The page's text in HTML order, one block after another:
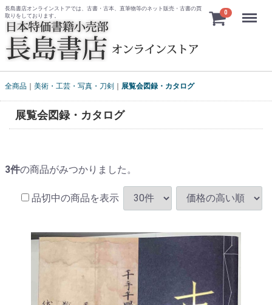
長島書店オンラインストアでは、古書・古本、直筆物等のネット販売・古書の買
取りをしております。
0 Menu
全商品 美術・工芸・写真・刀剣 展覧会図録・カタログ
展覧会図録・カタログ
3件の商品がみつかりました。
品切中の商品を表示